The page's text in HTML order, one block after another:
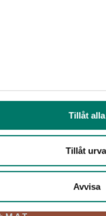
Tillåt alla
Tillåt
Avvisa